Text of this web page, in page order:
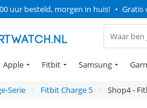
uur besteld, morgen in huis! • Gratis
Apple Fitbit Samsung
Serie Fitbit Charge 5 Shop4 -